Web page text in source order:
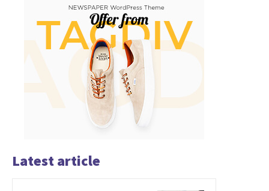
Latest article